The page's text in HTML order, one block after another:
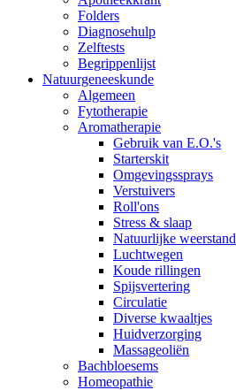
Folders
Diagnosehulp
Zelftests
Begrippenlijst
Natuurgeneeskunde
Algemeen
Fytotherapie
Aromatherapie
Gebruik van E.O.'s
Starterskit
Omgevingssprays
Verstuivers
Roll'ons
Stress & slaap
Natuurlijke weerstand
Luchtwegen
Koude rillingen
Spijsvertering
Circulatie
Diverse kwaaltjes
Huidverzorging
Massageoliën
Bachbloesems
Homeopathie